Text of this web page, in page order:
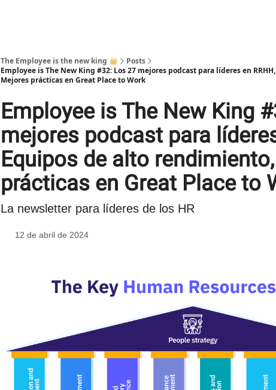
The Employee is the new king 👑
Posts
Employee is The New King #32: Los 27 mejores podcast para líderes en
Mejores prácticas en Great Place to Work
Employee is The New King
mejores podcast para
Equipos de alto
prácticas en Great Place to
La newsletter para líderes de los HR
12 de abril de 2024